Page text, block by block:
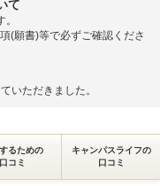
て
(願書)等で必ずご確認くださ
いただきました。
るための
口コミ
キャンパスライフの
口コミ